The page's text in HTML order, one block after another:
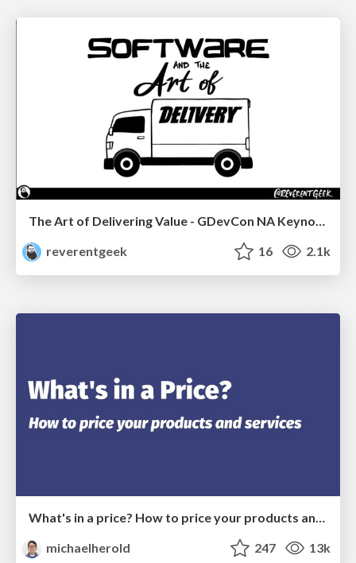
The Art of Delivering Value - GDevCon NA Keynote
reverentgeek
16 2.1k
What's in a price? How to price your products and services
michaelherold
247 13k